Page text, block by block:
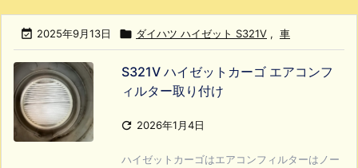
 2025年9月13日  ダイハツ ハイゼット S321V , 車
S321V ハイゼットカーゴ エアコンフ
ィルター取り付け
 2026年1月4日
ハイゼットカーゴはエアコンフィルターはノー